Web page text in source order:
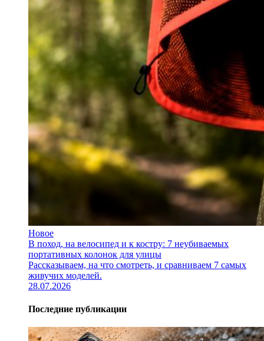
Новое
В поход, на велосипед и к костру: 7 неубиваемых
портативных колонок для улицы
Рассказываем, на что смотреть, и сравниваем 7 самых
живучих моделей.
28.07.2026
Последние публикации